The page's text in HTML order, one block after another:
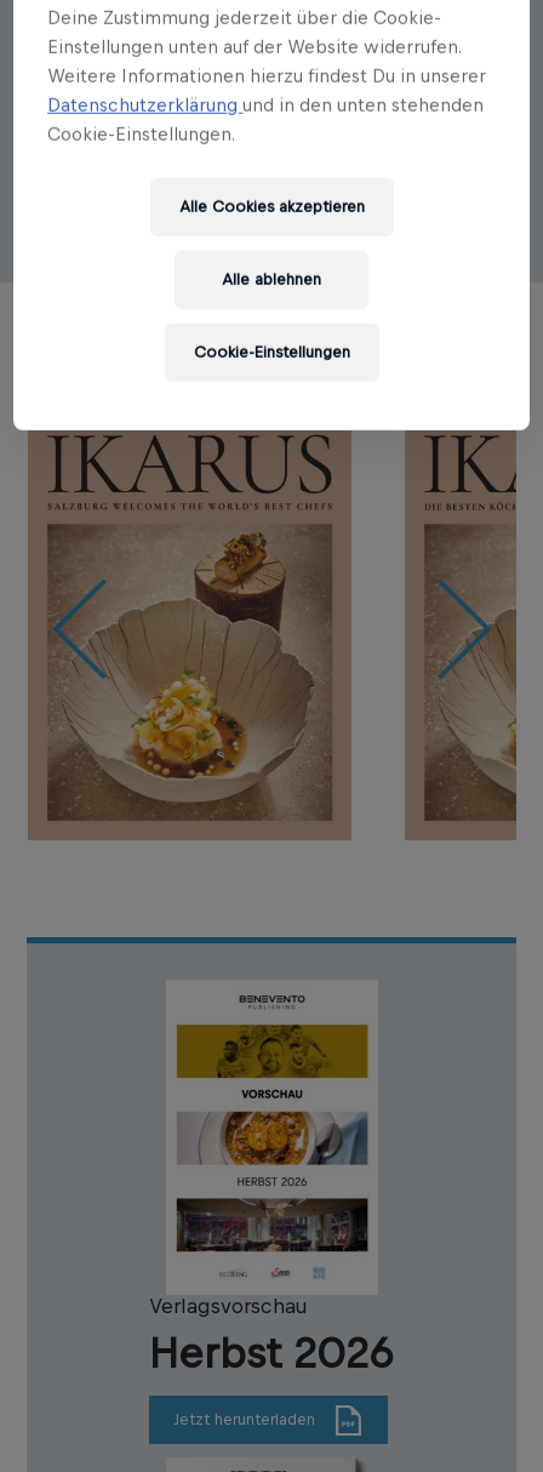
Martin Klein
Die besten Köche der Welt wechseln sich Monat für
Monat ab, um am Salzburger Flughafen für die Gäste
des Restaurant Ikarus ihre Menüs zu zaubern.
Dort arbeitet Executive Chef Martin Klein mit einem
Zutaten, um die Menüs der Gastköche perfekt
Verlagsvorschau
Herbst 2026
Jetzt herunterladen
Deine Zustimmung jederzeit über die Cookie-
Einstellungen unten auf der Website widerrufen.
Weitere Informationen hierzu findest Du in unserer
Datenschutzerklärungund in den unten stehenden
Cookie-Einstellungen.
Alle ablehnen
Alle Cookies akzeptieren
Cookie-Einstellungen